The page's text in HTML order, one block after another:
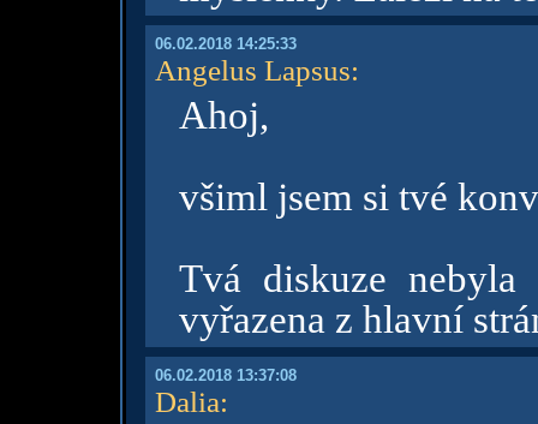
06.02.2018 14:25:33
Angelus Lapsus:
Ahoj,
všiml jsem si tvé
Tvá diskuze nebyla
vyřazena z hlavní
06.02.2018 13:37:08
Dalia: